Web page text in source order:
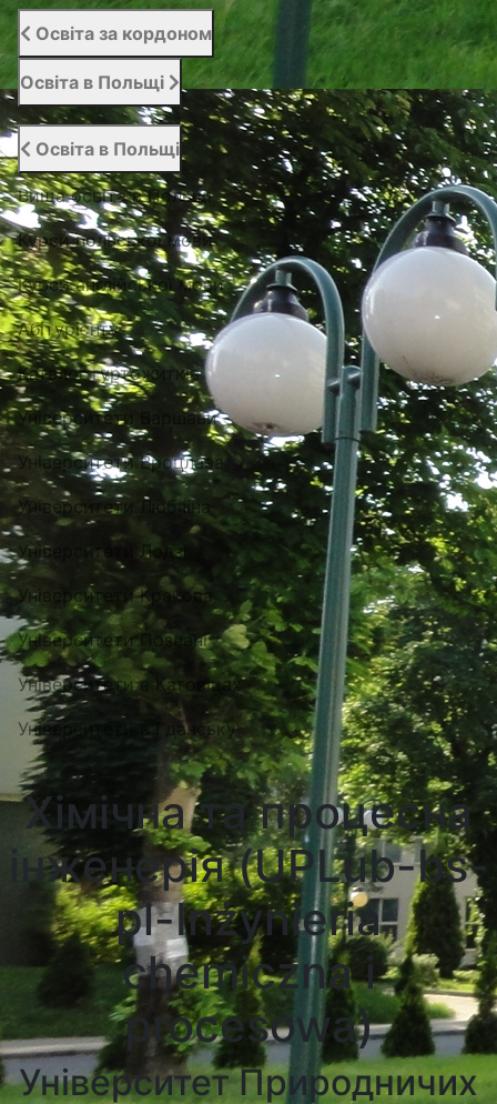
Освіта за кордоном
Освіта в Польщі
Освіта в Польщі
Вища освіта в Польщі
Курси польської мови
Курси англійської мови
Абітурієнту
Каталог гуртожитків
Університети Варшави
Університети Вроцлава
Університети Любліна
Університети Лодзі
Університети Кракова
Університети Познані
Університети в Катовіцах
Університети в Гданську
Хімічна та процесна
інженерія (UPLub-bs-
pl-Inżynieria
chemiczna i
procesowa)
Університет Природничих